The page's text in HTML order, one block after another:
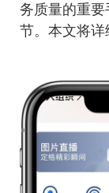
务质量的重
节。本文将